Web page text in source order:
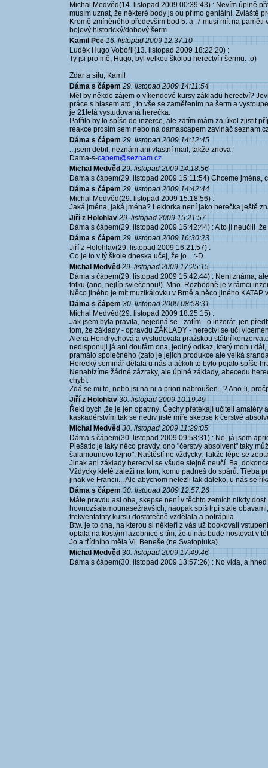
Michal Medvěd(14. listopad 2009 00:39:43) : Nevím úplně
musím uznat, že některé body js ou přímo geniální. Zvláště
Kromě zmíněného především bod 5. a .7 musí mít na
bojový historický/dobový šerm.
Kamil Pce 16. listopad 2009 12:37:10
Luděk Hugo Vobořil(13. listopad 2009 18:22:20) :
Ty jsi pro mě, Hugo, byl velkou školou herectví i šermu. :o)
Zdar a sílu, Kamil
Dáma s čápem 29. listopad 2009 14:11:54
Měl by někdo zájem o víkendové kursy základů herectví?
práce s hlasem atd., to vše se zaměřením na šerm a
je 21letá vystudovaná herečka.
Patřilo by to spíše do inzerce, ale zatím mám za úkol zjistit
reakce prosím sem nebo na damascapem zavináč
Dáma s čápem 29. listopad 2009 14:12:45
...jsem debil, neznám ani vlastní mail, takže znova:
Dama-s-capem@seznam.cz
Michal Medvěd 29. listopad 2009 14:18:56
Dáma s čápem(29. listopad 2009 15:11:54) Chceme jména,
Dáma s čápem 29. listopad 2009 14:42:44
Michal Medvěd(29. listopad 2009 15:18:56) :
Jaká jména, jaká jména? Lektorka není jako herečka ještě
Jiří z Holohlav 29. listopad 2009 15:21:57
Dáma s čápem(29. listopad 2009 15:42:44) : A to jí neučili
Dáma s čápem 29. listopad 2009 16:30:23
Jiří z Holohlav(29. listopad 2009 16:21:57) :
Co je to v tý škole dneska učej, že jo... :-D
Michal Medvěd 29. listopad 2009 17:25:15
Dáma s čápem(29. listopad 2009 15:42:44) : Není známa,
fotku (ano, nejlíp svlečenou!). Mno. Rozhodně je v rámci
Něco jiného je mít muzikálovku v Brně a něco jiného KATAP
Dáma s čápem 30. listopad 2009 08:58:31
Michal Medvěd(29. listopad 2009 18:25:15) :
Jak jsem byla pravila, nejedná se - zatím - o inzerát, jen
tom, že základy - opravdu ZÁKLADY - herectví se učí
Alena Hendrychová a vystudovala pražskou státní
nedisponuji já ani doufám ona, jediný odkaz, který mohu
pramálo společného (zato je jejich produkce ale velká
Herecký seminář dělala u nás a ačkoli to bylo pojato spíše
Nenabízíme žádné zázraky, ale úplné základy, abecedu
chybí.
Zdá se mi to, nebo jsi na ni a priori nabroušen...? Ano-li,
Jiří z Holohlav 30. listopad 2009 10:19:49
Řekl bych ,že je jen opatrný, Čechy přetékají učiteli amatéry
kaskadérstvím,tak se nediv jisté míře skepse k čerstvé
Michal Medvěd 30. listopad 2009 11:29:05
Dáma s čápem(30. listopad 2009 09:58:31) : Ne, já jsem
Plešatic je taky něco pravdy, ono "čerstvý absolvent" taky
šalamounovo lejno". Naštěstí ne vždycky. Takže lépe se
Jinak ani základy herectví se všude stejně neučí. Ba,
Vždycky kletě záleží na tom, komu padneš do spárů. Třeba
jinak ve Francii... Ale abychom nelezli tak daleko, u nás se
Dáma s čápem 30. listopad 2009 12:57:26
Máte pravdu asi oba, skepse není v těchto zemích nikdy
hovnozšalamounasežravších, naopak spíš trpí stále
frekventatnty kursu dostatečně vzdělala a potrápila.
Btw. je to ona, na kterou si někteří z vás už bookovali
optala na kostým lazebnice s tím, že u nás bude hostovat v
Jo a třídního měla Vl. Beneše (ne Svatopluka)
Michal Medvěd 30. listopad 2009 17:49:46
Dáma s čápem(30. listopad 2009 13:57:26) : No vida, a